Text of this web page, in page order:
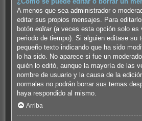
A menos que sea administrador o
editar sus propios mensajes. Para
botón editar(a veces esta opción solo es
periodo de tiempo). Si alguien editase su
pequeño texto indicando que ha sido
lo ha sido. No aparece si fue un
quién lo editó, aunque la mayoría de las
nombre de usuario y la causa de la
normales no podrán borrar sus temas
haya respondido al mismo.
Arriba